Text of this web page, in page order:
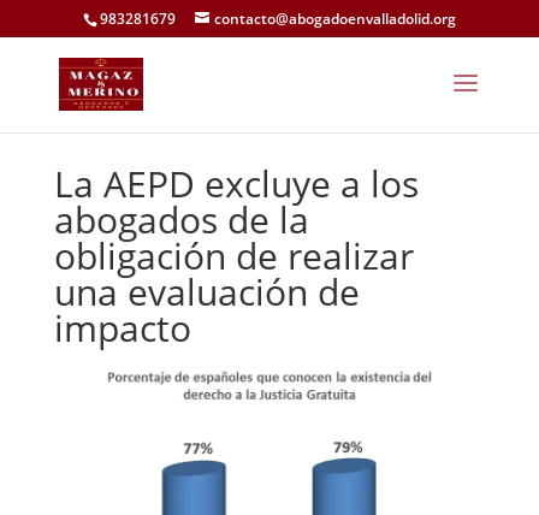
983281679 contacto@abogadoenvalladolid.org
La AEPD excluye a los
abogados de la
obligación de realizar
una evaluación de
impacto